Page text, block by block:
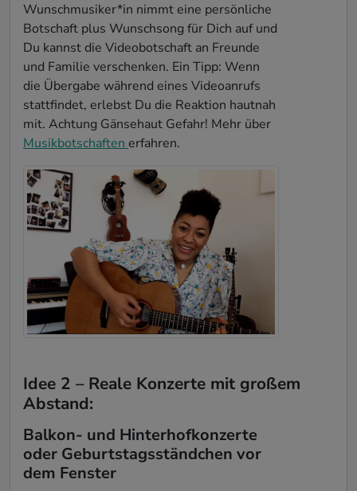
Wunschmusiker*in nimmt eine persönliche
Botschaft plus Wunschsong für Dich auf und
Du kannst die Videobotschaft an Freunde
und Familie verschenken. Ein Tipp: Wenn
die Übergabe während eines Videoanrufs
stattfindet, erlebst Du die Reaktion hautnah
mit. Achtung Gänsehaut Gefahr! Mehr über
Musikbotschaften erfahren.
Idee 2 – Reale Konzerte mit großem
Abstand:
Balkon- und Hinterhofkonzerte
oder Geburtstagsständchen vor
dem Fenster